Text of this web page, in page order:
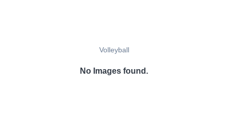
Volleyball
No Images found.